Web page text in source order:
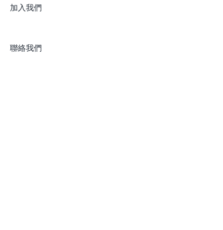
加入我們
聯絡我們